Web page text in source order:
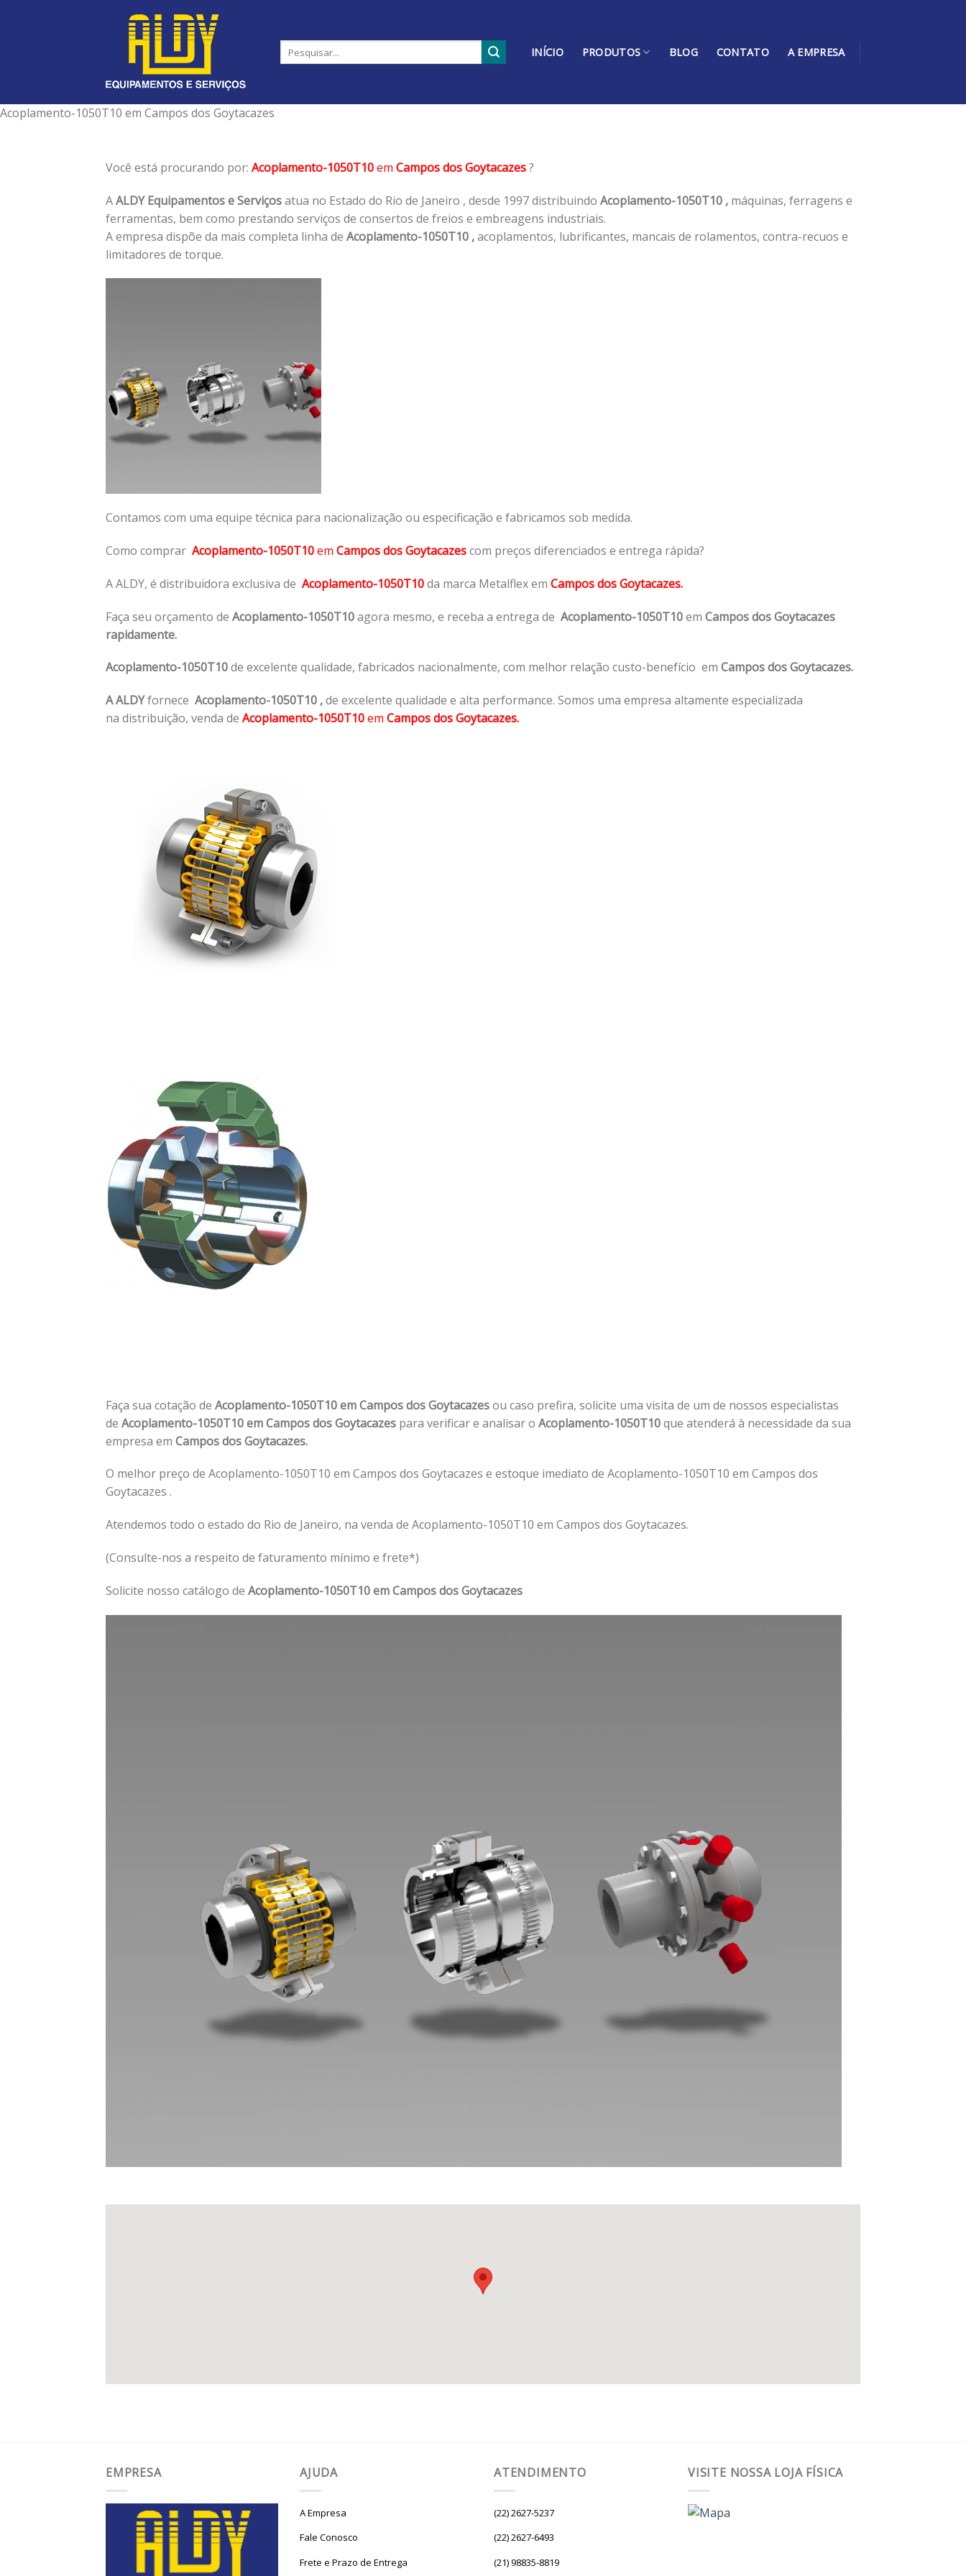
INÍCIO PRODUTOS BLOG CONTATO A EMPRESA
Acoplamento-1050T10 em Campos dos Goytacazes
Você está procurando por: Acoplamento-1050T10em Campos dos Goytacazes?
AALDY Equipamentos e Serviçosatua no Estado do Rio de Janeiro , desde 1997 distribuindo Acoplamento-1050T10 , máquinas, ferragens e
ferramentas, bem como prestando serviços de consertos de freios e embreagens industriais.
A empresa dispõe da mais completa linha de Acoplamento-1050T10 ,acoplamentos, lubrificantes, mancais de rolamentos, contra-recuos e
limitadores de torque.
Contamos com uma equipe técnica para nacionalização ou especificação e fabricamos sob medida.
Como comprar Acoplamento-1050T10em Campos dos Goytacazescom preços diferenciados e entrega rápida?
A ALDY, é distribuidora exclusiva de Acoplamento-1050T10da marca Metalflex em Campos dos Goytacazes.
Faça seu orçamento de Acoplamento-1050T10agora mesmo, e receba a entrega de Acoplamento-1050T10em Campos dos Goytacazes
rapidamente.
Acoplamento-1050T10de excelente qualidade, fabricados nacionalmente, com melhor relação custo-benefício em Campos dos Goytacazes.
A ALDYfornece Acoplamento-1050T10 ,de excelente qualidade e alta performance. Somos uma empresa altamente especializada
na distribuição, venda de Acoplamento-1050T10em Campos dos Goytacazes.
Faça sua cotação de Acoplamento-1050T10 em Campos dos Goytacazesou caso prefira, solicite uma visita de um de nossos especialistas
de Acoplamento-1050T10 em Campos dos Goytacazes para verificar e analisar o Acoplamento-1050T10que atenderá à necessidade da sua
empresa em Campos dos Goytacazes.
O melhor preço de Acoplamento-1050T10 em Campos dos Goytacazes e estoque imediato de Acoplamento-1050T10 em Campos dos
Goytacazes .
Atendemos todo o estado do Rio de Janeiro, na venda de Acoplamento-1050T10 em Campos dos Goytacazes.
(Consulte-nos a respeito de faturamento mínimo e frete*)
Solicite nosso catálogo de Acoplamento-1050T10 em Campos dos Goytacazes
EMPRESA AJUDA
A Empresa
Fale Conosco
Frete e Prazo de Entrega
ATENDIMENTO
(22) 2627-5237
(22) 2627-6493
(21) 98835-8819
VISITE NOSSA LOJA FÍSICA